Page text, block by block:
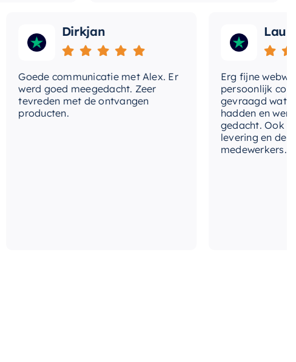
Dirkjan
Goede communicatie met Alex. Er
werd goed meegedacht. Zeer
tevreden met de ontvangen
producten.
Laura
Erg fijne webwinkel,
persoonlijk contact
gevraagd wat we
hadden en werd
gedacht. Ook in de
levering en
medewerkers. Wij